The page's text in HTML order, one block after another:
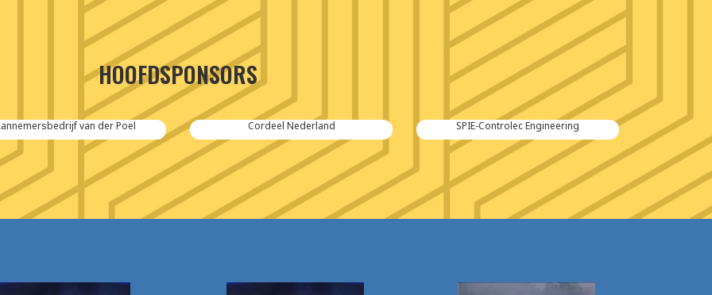
HOOFDSPONSORS
van der Poel Cordeel Nederland SPIE-Controlec Engineering